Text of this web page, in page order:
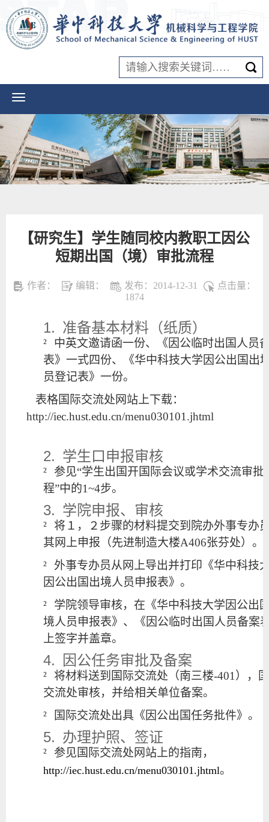
【研究生】学生随同校内教职工因公
短期出国（境）审批流程
作者： 编辑： 发布：2014-12-31
点击量：
1874
1. 准备基本材料（纸质）
²
中英文邀请函一份、《因公临时出国人员
表》一式四份、《华中科技大学因公出国出
员登记表》一份。
表格国际交流处网站上下载：
http://iec.hust.edu.cn/menu030101.jhtml
2. 学生口申报审核
²
参见“学生出国开国际会议或学术交流审批
程”中的1~4步。
3. 学院申报、审核
²
将１，２步骤的材料提交到院办外事专办
其网上申报（先进制造大楼A406张芬处）。
²
外事专办员从网上导出并打印《华中科技
因公出国出境人员申报表》。
²
学院领导审核，在《华中科技大学因公出
境人员申报表》、《因公临时出国人员备案
上签字并盖章。
4. 因公任务审批及备案
² 将材料送到国际交流处（南三楼-401 ），
交流处审核，并给相关单位备案。
²
国际交流处出具《因公出国任务批件》。
5. 办理护照、签证
² 参见国际交流处网站上的指南，
http://iec.hust.edu.cn/menu030101.jhtml。